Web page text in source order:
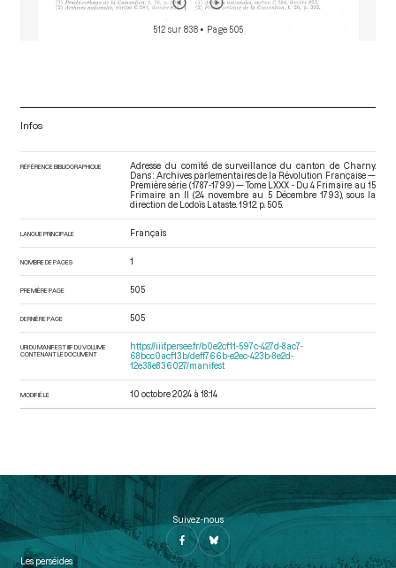
512 sur 838 • Page 505
Infos
RÉFÉRENCE BIBLIOGRAPHIQUE
Adresse du comité de surveillance du canton de Charny.
Dans : Archives parlementaires de la Révolution Française —
Première série (1787-1799) — Tome LXXX - Du 4 Frimaire au 15
Frimaire an II (24 novembre au 5 Décembre 1793), sous la
direction de Lodoïs Lataste. 1912. p. 505.
LANGUE PRINCIPALE Français
NOMBRE DE PAGES 1
PREMIÈRE PAGE 505
DERNIÈRE PAGE 505
URI DU MANIFEST IIIF DU VOLUME
CONTENANT LE DOCUMENT
https://iiif.persee.fr/b0e2cf11-597c-427d-8ac7-
68bcc0acf13b/deff766b-e2ec-423b-8e2d-
12e38e836027/manifest
MODIFIÉ LE 10 octobre 2024 à 18:14
Suivez-nous
Les perséides